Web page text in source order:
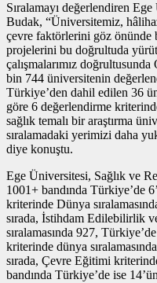
Sıralamayı değerlendiren
Budak, “Üniversitemiz,
çevre faktörlerini göz önünde
projelerini bu doğrultuda
çalışmalarımız
bin 744 üniversitenin
Türkiye’den dahil edilen 36
göre 6 değerlendirme
sağlık temalı bir araştırma
sıralamadaki yerimizi daha
diye konuştu.
Ege Üniversitesi, Sağlık ve
1001+ bandında Türkiye’de
kriterinde Dünya
sırada, İstihdam Edilebilirlik
sıralamasında 927,
kriterinde dünya
sırada, Çevre Eğitimi
bandında Türkiye’de ise